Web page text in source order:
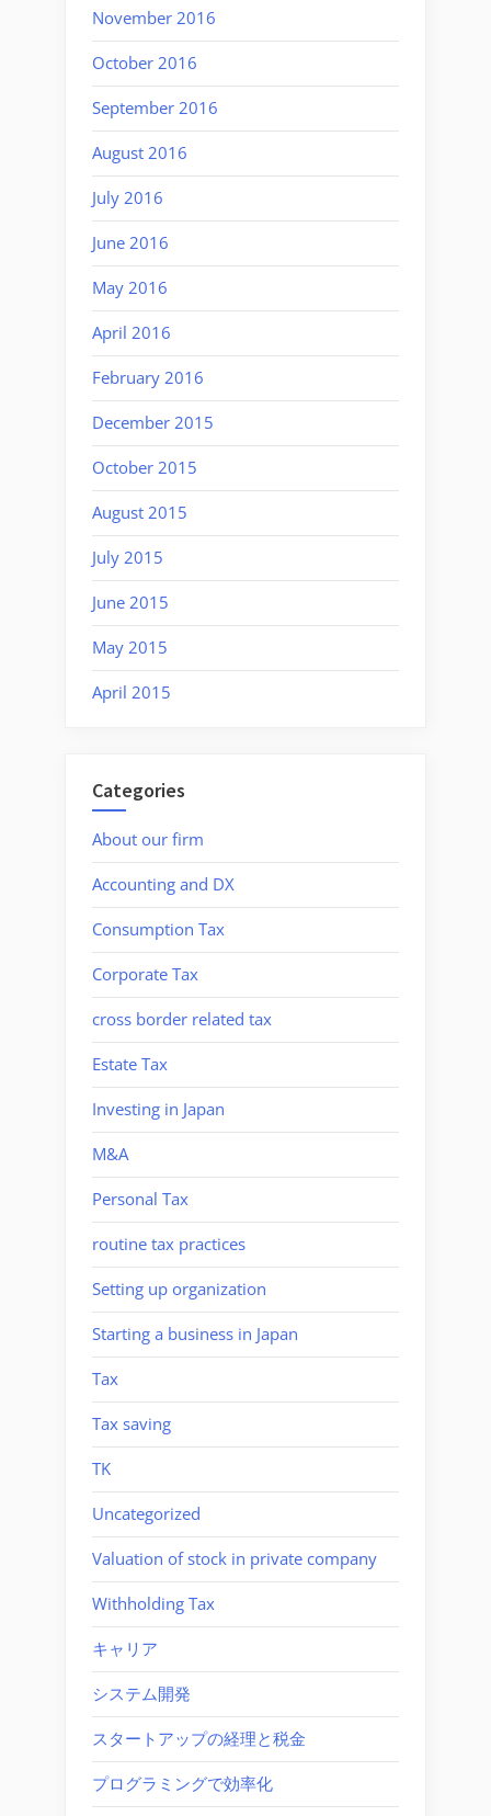
November 2016
October 2016
September 2016
August 2016
July 2016
June 2016
May 2016
April 2016
February 2016
December 2015
October 2015
August 2015
July 2015
June 2015
May 2015
April 2015
Categories
About our firm
Accounting and DX
Consumption Tax
Corporate Tax
cross border related tax
Estate Tax
Investing in Japan
M&A
Personal Tax
routine tax practices
Setting up organization
Starting a business in Japan
Tax
Tax saving
TK
Uncategorized
Valuation of stock in private company
Withholding Tax
キャリア
システム開発
スタートアップの経理と税金
プログラミングで効率化